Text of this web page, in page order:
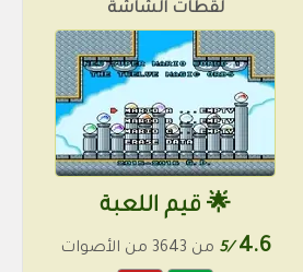
لقطات الشاشة
🌟 قيم اللعبة
4.6
/5 من 3643 من الأصوات